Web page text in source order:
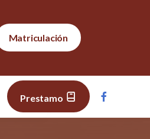
Matriculación
Prestamo